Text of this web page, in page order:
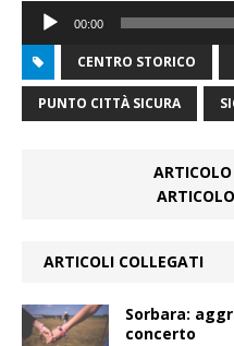
Audio
Player
00:00
CENTRO STORICO
PUNTO CITTÀ SICURA
ARTICOLO
ARTICOLI COLLEGATI
Sorbara:
concerto